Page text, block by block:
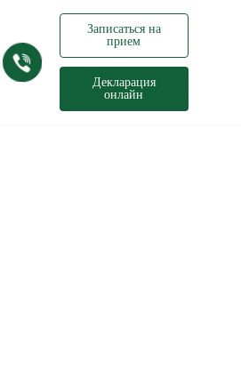
Записаться на
прием
Декларация
онлайн